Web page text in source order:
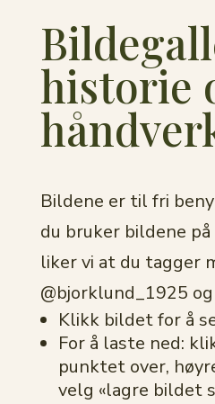
historie
Bildene er til fri
du bruker bildene
liker vi at du tagger
@bjorklund_1925
Klikk bildet for å
For å laste ned:
punktet over,
velg «lagre bildet